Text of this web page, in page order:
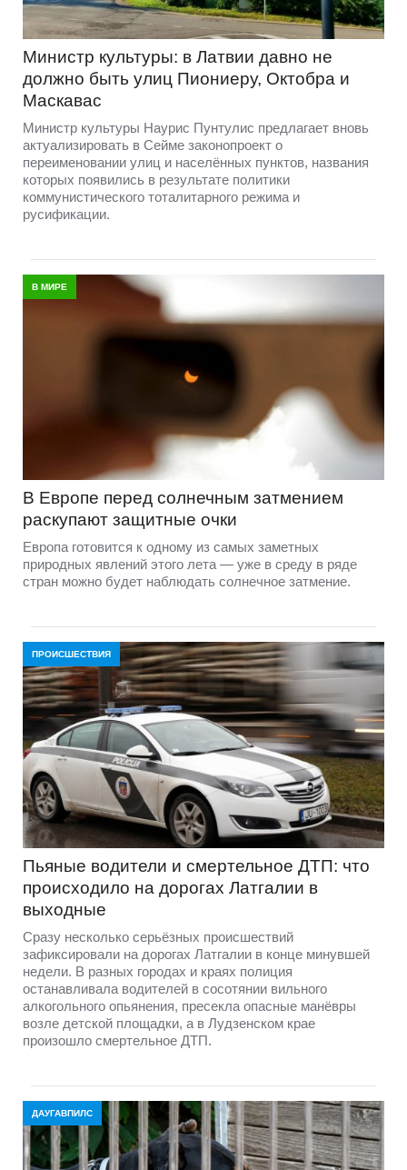
Министр культуры: в Латвии давно не
должно быть улиц Пиониеру, Октобра и
Маскавас
Министр культуры Наурис Пунтулис предлагает вновь
актуализировать в Сейме законопроект о
переименовании улиц и населённых пунктов, названия
которых появились в результате политики
коммунистического тоталитарного режима и
русификации.
В МИРЕ
В Европе перед солнечным затмением
раскупают защитные очки
Европа готовится к одному из самых заметных
природных явлений этого лета — уже в среду в ряде
стран можно будет наблюдать солнечное затмение.
ПРОИСШЕСТВИЯ
Пьяные водители и смертельное ДТП: что
происходило на дорогах Латгалии в
выходные
Сразу несколько серьёзных происшествий
зафиксировали на дорогах Латгалии в конце минувшей
недели. В разных городах и краях полиция
останавливала водителей в сосотянии вильного
алкогольного опьянения, пресекла опасные манёвры
возле детской площадки, а в Лудзенском крае
произошло смертельное ДТП.
ДАУГАВПИЛС